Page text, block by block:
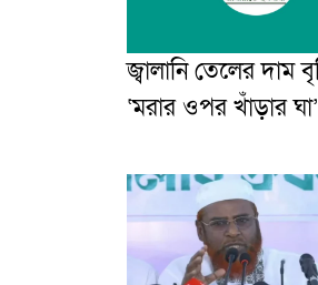
জ্বালানি তেলের দাম
‘মরার ওপর খাঁড়ার ঘা’